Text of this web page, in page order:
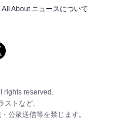
All About ニュースについて
rights reserved.
トなど、
公衆送信等を禁じます。